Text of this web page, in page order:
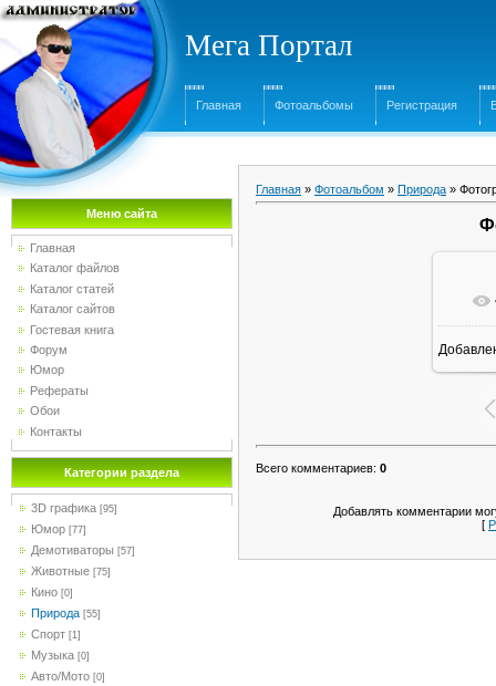
Мега Портал
Главная Фотоальбомы Регистрация
Меню сайта
Главная
Каталог файлов
Каталог статей
Каталог сайтов
Гостевая книга
Форум
Юмор
Рефераты
Обои
Контакты
Категории раздела
3D графика [95]
Юмор [77]
Демотиваторы [57]
Животные [75]
Кино [0]
Природа [55]
Спорт [1]
Музыка [0]
Авто/Мото [0]
Главная » Фотоальбом » Природа »
Всего комментариев: 0
Добавлять комментарии
[